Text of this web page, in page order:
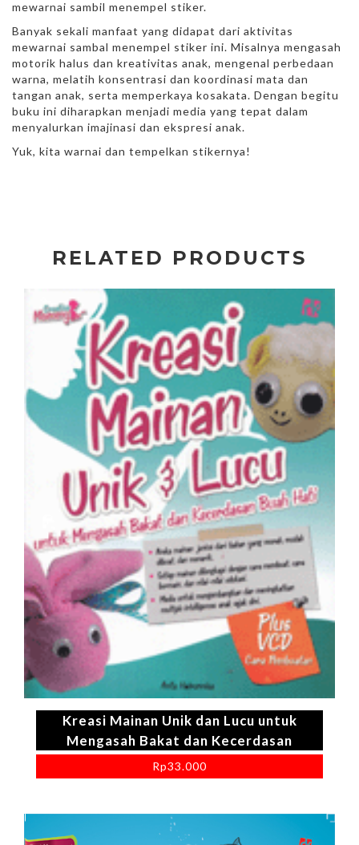
mewarnai sambil menempel stiker.
Banyak sekali manfaat yang didapat dari aktivitas
mewarnai sambal menempel stiker ini. Misalnya mengasah
motorik halus dan kreativitas anak, mengenal perbedaan
warna, melatih konsentrasi dan koordinasi mata dan
tangan anak, serta memperkaya kosakata. Dengan begitu
buku ini diharapkan menjadi media yang tepat dalam
menyalurkan imajinasi dan ekspresi anak.
Yuk, kita warnai dan tempelkan stikernya!
RELATED PRODUCTS
Kreasi Mainan Unik dan Lucu untuk
Mengasah Bakat dan Kecerdasan
Rp33.000